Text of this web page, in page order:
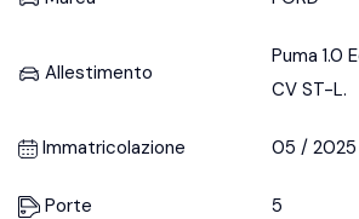
Allestimento
Puma 1.0
CV ST-L.
Immatricolazione 05 / 2025
Porte 5